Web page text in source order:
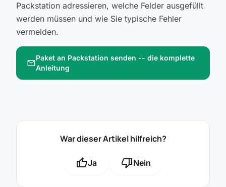
Packstation adressieren, welche Felder ausgefüllt
werden müssen und wie Sie typische Fehler
vermeiden.
mailPaket an Packstation senden -- die komplette
Anleitung
War dieser Artikel hilfreich?
thumb_upJa thumb_downNein